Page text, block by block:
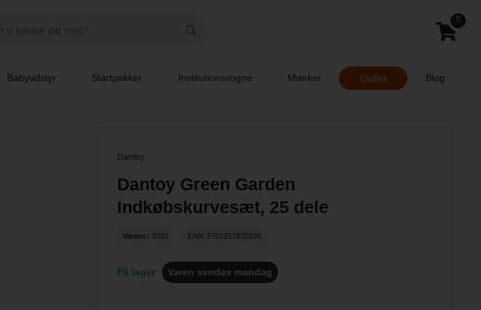
0
Babyudstyr Startpakker Institutionsvogne Mærker Outlet Blog
Dantoy
Dantoy Green Garden
Indkøbskurvesæt, 25 dele
Varenr.: 7033 EAN: 5701217870336
På lager Varen sendes mandag